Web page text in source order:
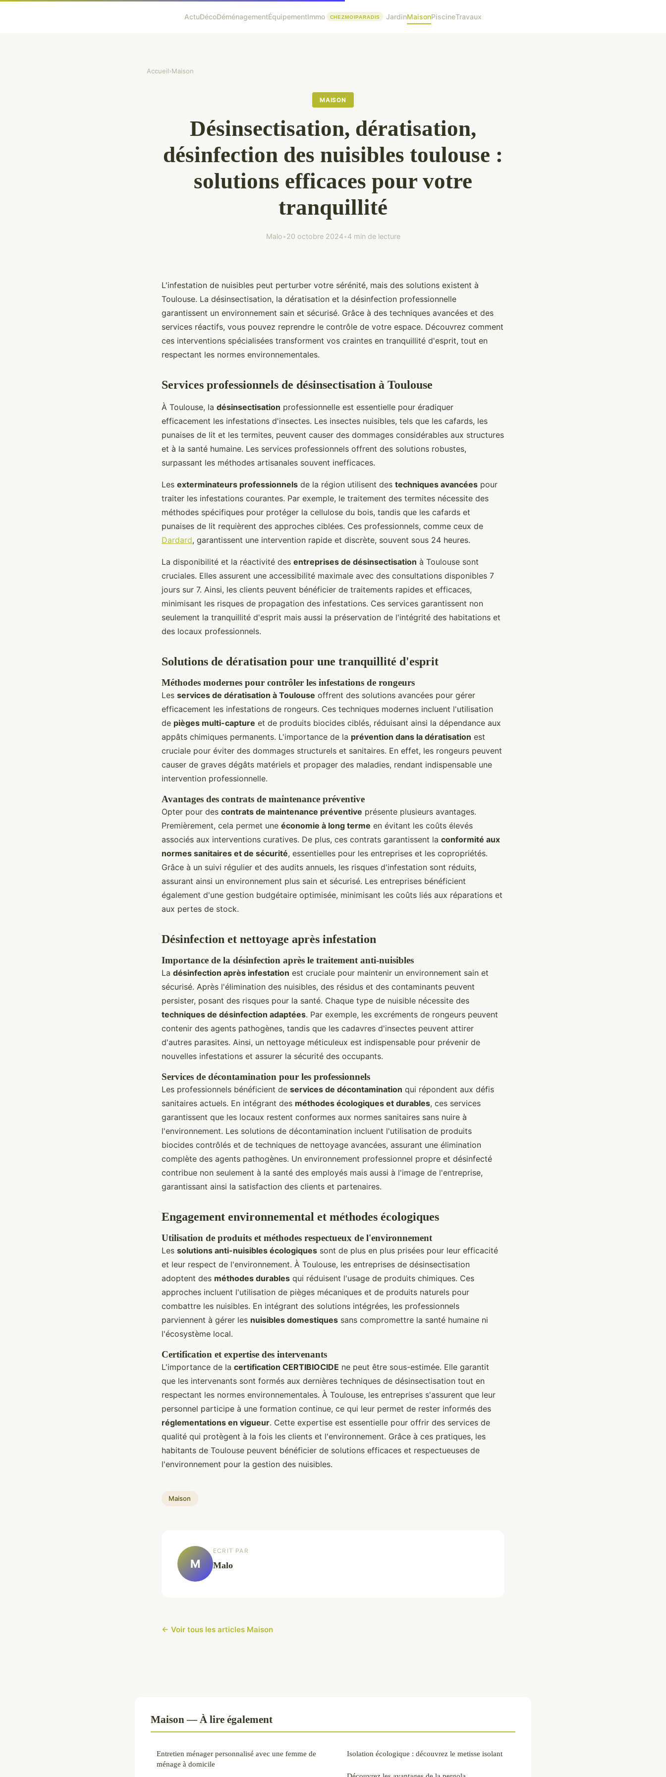
ActuDécoDéménagementÉquipementImmo JardinMaisonPiscineTravaux
Accueil›Maison
MAISON
Désinsectisation, dératisation,
désinfection des nuisibles toulouse :
solutions efficaces pour votre
tranquillité
Malo•20 octobre 2024•4 min de lecture
L'infestation de nuisibles peut perturber votre sérénité, mais des solutions existent à
Toulouse. La désinsectisation, la dératisation et la désinfection professionnelle
garantissent un environnement sain et sécurisé. Grâce à des techniques avancées et des
services réactifs, vous pouvez reprendre le contrôle de votre espace. Découvrez comment
ces interventions spécialisées transforment vos craintes en tranquillité d'esprit, tout en
respectant les normes environnementales.
Services professionnels de désinsectisation à Toulouse
À Toulouse, la désinsectisation professionnelle est essentielle pour éradiquer
efficacement les infestations d'insectes. Les insectes nuisibles, tels que les cafards, les
punaises de lit et les termites, peuvent causer des dommages considérables aux structures
et à la santé humaine. Les services professionnels offrent des solutions robustes,
surpassant les méthodes artisanales souvent inefficaces.
Les exterminateurs professionnels de la région utilisent des techniques avancées pour
traiter les infestations courantes. Par exemple, le traitement des termites nécessite des
méthodes spécifiques pour protéger la cellulose du bois, tandis que les cafards et
punaises de lit requièrent des approches ciblées. Ces professionnels, comme ceux de
Dardard, garantissent une intervention rapide et discrète, souvent sous 24 heures.
La disponibilité et la réactivité des entreprises de désinsectisation à Toulouse sont
cruciales. Elles assurent une accessibilité maximale avec des consultations disponibles 7
jours sur 7. Ainsi, les clients peuvent bénéficier de traitements rapides et efficaces,
minimisant les risques de propagation des infestations. Ces services garantissent non
seulement la tranquillité d'esprit mais aussi la préservation de l'intégrité des habitations et
des locaux professionnels.
Solutions de dératisation pour une tranquillité d'esprit
Méthodes modernes pour contrôler les infestations de rongeurs
Les services de dératisation à Toulouse offrent des solutions avancées pour gérer
efficacement les infestations de rongeurs. Ces techniques modernes incluent l'utilisation
de pièges multi-capture et de produits biocides ciblés, réduisant ainsi la dépendance aux
appâts chimiques permanents. L'importance de la prévention dans la dératisation est
cruciale pour éviter des dommages structurels et sanitaires. En effet, les rongeurs peuvent
causer de graves dégâts matériels et propager des maladies, rendant indispensable une
intervention professionnelle.
Avantages des contrats de maintenance préventive
Opter pour des contrats de maintenance préventive présente plusieurs avantages.
Premièrement, cela permet une économie à long terme en évitant les coûts élevés
associés aux interventions curatives. De plus, ces contrats garantissent la conformité aux
normes sanitaires et de sécurité, essentielles pour les entreprises et les copropriétés.
Grâce à un suivi régulier et des audits annuels, les risques d'infestation sont réduits,
assurant ainsi un environnement plus sain et sécurisé. Les entreprises bénéficient
également d'une gestion budgétaire optimisée, minimisant les coûts liés aux réparations et
aux pertes de stock.
Désinfection et nettoyage après infestation
Importance de la désinfection après le traitement anti-nuisibles
La désinfection après infestation est cruciale pour maintenir un environnement sain et
sécurisé. Après l'élimination des nuisibles, des résidus et des contaminants peuvent
persister, posant des risques pour la santé. Chaque type de nuisible nécessite des
techniques de désinfection adaptées. Par exemple, les excréments de rongeurs peuvent
contenir des agents pathogènes, tandis que les cadavres d'insectes peuvent attirer
d'autres parasites. Ainsi, un nettoyage méticuleux est indispensable pour prévenir de
nouvelles infestations et assurer la sécurité des occupants.
Services de décontamination pour les professionnels
Les professionnels bénéficient de services de décontamination qui répondent aux défis
sanitaires actuels. En intégrant des méthodes écologiques et durables, ces services
garantissent que les locaux restent conformes aux normes sanitaires sans nuire à
l'environnement. Les solutions de décontamination incluent l'utilisation de produits
biocides contrôlés et de techniques de nettoyage avancées, assurant une élimination
complète des agents pathogènes. Un environnement professionnel propre et désinfecté
contribue non seulement à la santé des employés mais aussi à l'image de l'entreprise,
garantissant ainsi la satisfaction des clients et partenaires.
Engagement environnemental et méthodes écologiques
Utilisation de produits et méthodes respectueux de l'environnement
Les solutions anti-nuisibles écologiques sont de plus en plus prisées pour leur efficacité
et leur respect de l'environnement. À Toulouse, les entreprises de désinsectisation
adoptent des méthodes durables qui réduisent l'usage de produits chimiques. Ces
approches incluent l'utilisation de pièges mécaniques et de produits naturels pour
combattre les nuisibles. En intégrant des solutions intégrées, les professionnels
parviennent à gérer les nuisibles domestiques sans compromettre la santé humaine ni
l'écosystème local.
Certification et expertise des intervenants
L'importance de la certification CERTIBIOCIDE ne peut être sous-estimée. Elle garantit
que les intervenants sont formés aux dernières techniques de désinsectisation tout en
respectant les normes environnementales. À Toulouse, les entreprises s'assurent que leur
personnel participe à une formation continue, ce qui leur permet de rester informés des
réglementations en vigueur. Cette expertise est essentielle pour offrir des services de
qualité qui protègent à la fois les clients et l'environnement. Grâce à ces pratiques, les
habitants de Toulouse peuvent bénéficier de solutions efficaces et respectueuses de
l'environnement pour la gestion des nuisibles.
Maison
M
ECRIT PAR
Malo
← Voir tous les articles Maison
Maison — À lire également
Entretien ménager personnalisé avec une femme de
ménage à domicile
Isolation écologique : découvrez le metisse isolant